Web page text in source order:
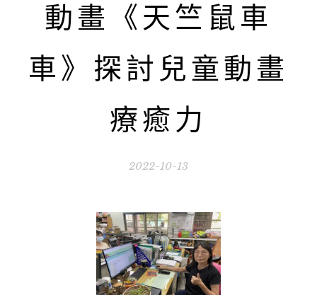
動畫《天竺鼠車
車》探討兒童動畫
療癒力
2022-10-13